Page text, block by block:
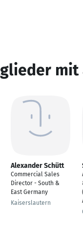
Alexander Schütt
Commercial Sales
Director - South &
East Germany
Kaiserslautern